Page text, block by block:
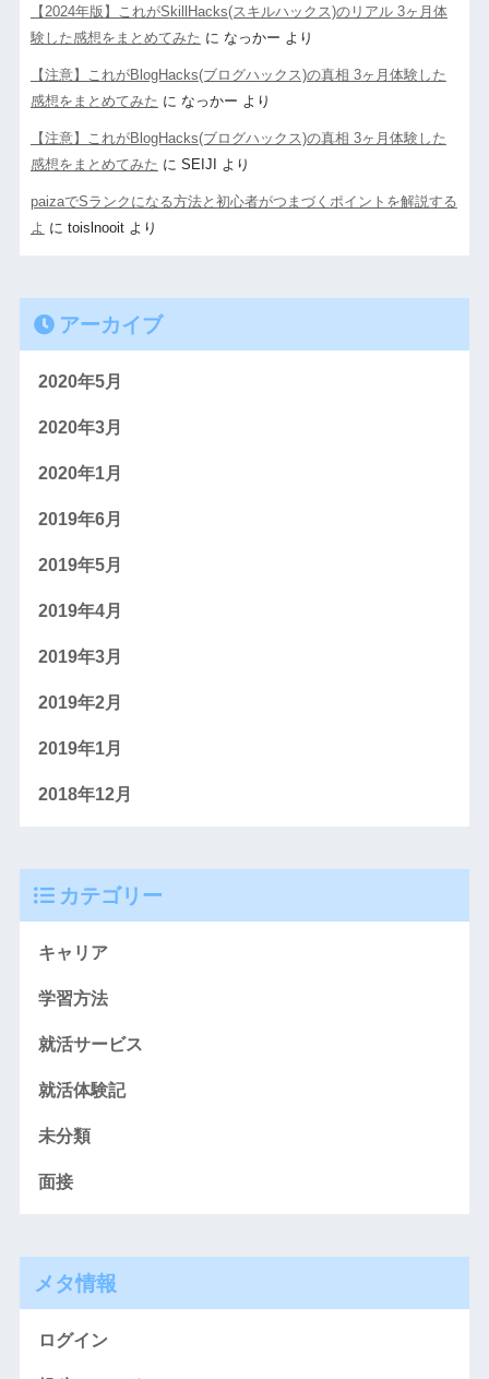
【2024年版】これがSkillHacks(スキルハックス)のリアル 3ヶ月体
験した感想をまとめてみた に なっかー より
【注意】これがBlogHacks(ブログハックス)の真相 3ヶ月体験した
感想をまとめてみた に なっかー より
【注意】これがBlogHacks(ブログハックス)の真相 3ヶ月体験した
感想をまとめてみた に SEIJI より
paizaでSランクになる方法と初心者がつまづくポイントを解説する
よ に toislnooitより
アーカイブ
2020年5月
2020年3月
2020年1月
2019年6月
2019年5月
2019年4月
2019年3月
2019年2月
2019年1月
2018年12月
カテゴリー
キャリア
学習方法
就活サービス
就活体験記
未分類
面接
メタ情報
ログイン